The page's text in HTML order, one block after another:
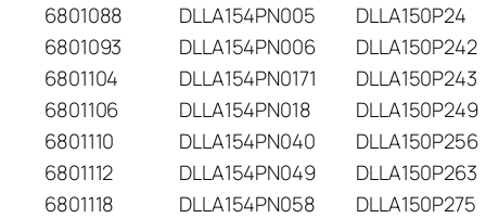
6801088
DLLA154PN005
DLLA150P24
6801093
DLLA154PN006
DLLA150P242
6801104
DLLA154PN0171
DLLA150P243
6801106
DLLA154PN018
DLLA150P249
6801110
DLLA154PN040
DLLA150P256
6801112
DLLA154PN049
DLLA150P263
6801118
DLLA154PN058
DLLA150P275